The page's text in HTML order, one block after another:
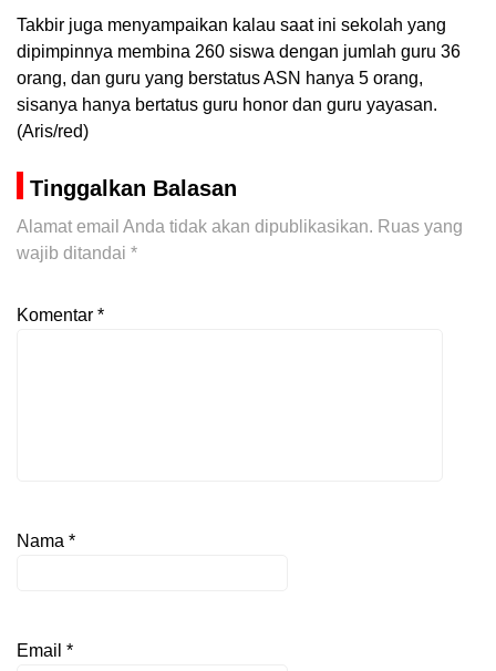
Takbir juga menyampaikan kalau saat ini sekolah yang
dipimpinnya membina 260 siswa dengan jumlah guru 36
orang, dan guru yang berstatus ASN hanya 5 orang,
sisanya hanya bertatus guru honor dan guru yayasan.
(Aris/red)
Tinggalkan Balasan
Alamat email Anda tidak akan dipublikasikan. Ruas yang
wajib ditandai *
Komentar *
Nama *
Email *